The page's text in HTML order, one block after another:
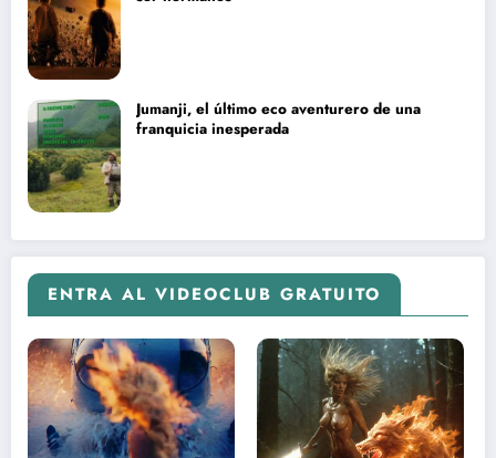
Jumanji, el último eco aventurero de una
franquicia inesperada
ENTRA AL VIDEOCLUB GRATUITO